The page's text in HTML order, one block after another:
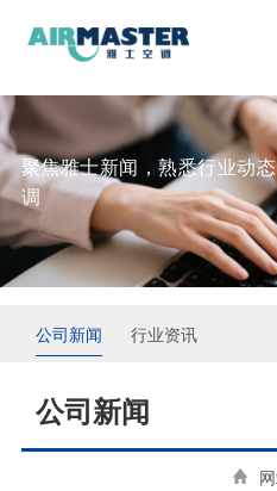
关于雅士空调
公司简介
雅之史
资质荣誉
企业文化
联系雅士
产品中心
主机系列
末端系列
商用系列
自控系列
核心竞争力
技术团队
创意求新
技术优势
工程案例
洁净手术部
洁净厂房
客户服务
联系雅士
聚焦雅士新闻，熟悉行业动
调
公司新闻 行业资讯
公司新闻